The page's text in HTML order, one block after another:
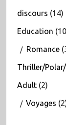
discours (14)
Education
Romance
Thriller/
Adult(2)
Voyages